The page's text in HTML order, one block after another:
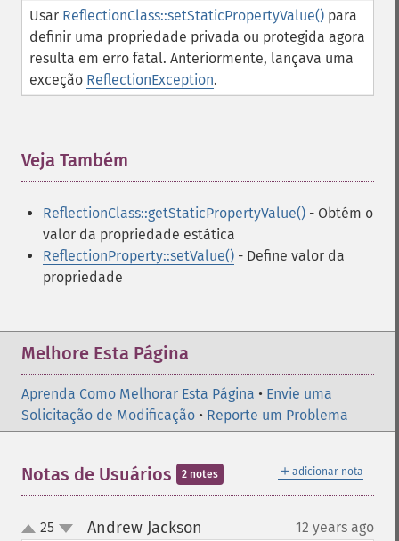
Usar ReflectionClass::setStaticPropertyValue() para
definir uma propriedade privada ou protegida agora
resulta em erro fatal. Anteriormente, lançava uma
exceção ReflectionException.
Veja Também
ReflectionClass::getStaticPropertyValue() - Obtém o
valor da propriedade estática
ReflectionProperty::setValue() - Define valor da
propriedade
Melhore Esta Página
Aprenda Como Melhorar Esta Página • Envie uma
Solicitação de Modificação • Reporte um Problema
＋ adicionar nota
Notas de Usuários 2 notes
up25 Andrew Jackson 12 years ago